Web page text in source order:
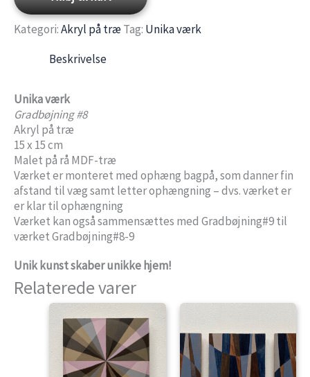
#8
Kategori:Akryl på træ Tag: Unika værk
Beskrivelse
Unika værk
Gradbøjning #8
Akryl på træ
15 x 15 cm
Malet på rå MDF-træ
Værket er monteret med ophæng bagpå, som danner fin
afstand til væg samt letter ophængning – dvs. værket er
er klar til ophængning
Værket kan også sammensættes med Gradbøjning#9 til
værket Gradbøjning#8-9
Unik kunst skaber unikke hjem!
Relaterede varer